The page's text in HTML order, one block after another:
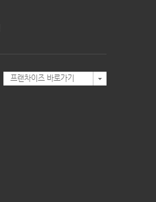
프랜차이즈 바로가기